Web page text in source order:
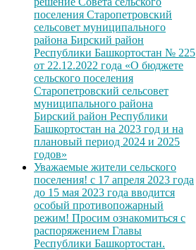
поселения Старопетровский
сельсовет муниципального
района Бирский район
Республики Башкортостан № 225
от 22.12.2022 года «О бюджете
сельского поселения
Старопетровский сельсовет
муниципального района
Бирский район Республики
Башкортостан на 2023 год и на
плановый период 2024 и 2025
годов»
Уважаемые жители сельского
поселения! с 17 апреля 2023 года
до 15 мая 2023 года вводится
особый противопожарный
режим! Просим ознакомиться с
распоряжением Главы
Республики Башкортостан.